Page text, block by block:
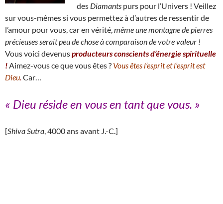
des Diamants purs pour l’Univers ! Veillez
sur vous-mêmes si vous permettez à d’autres de ressentir de
l’amour pour vous, car en vérité, même une montagne de pierres
précieuses serait peu de chose à comparaison de votre valeur !
Vous voici devenusproducteurs conscients d’énergie spirituelle
! Aimez-vous ce que vous êtes ? Vous êtes l’esprit et l’esprit est
Dieu Car…
« Dieu réside en vous en tant que vous. »
[Shiva Sutra , 4000 ans avant J.-C.]